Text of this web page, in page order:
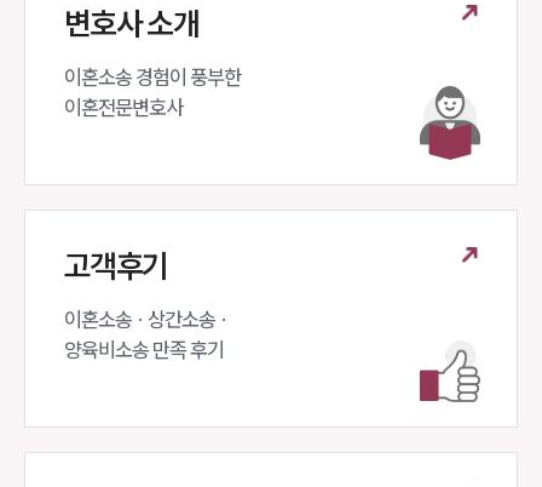
변호사 소개
이혼소송 경험이 풍부한
이혼전문변호사
고객후기
이혼소송 · 상간소송 ·
양육비소송 만족 후기